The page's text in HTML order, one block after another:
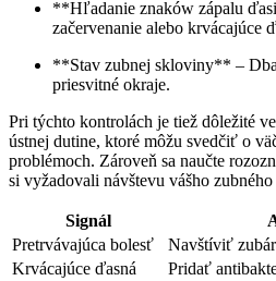
**Hľadanie znaków⁣ zápalu
začervenanie alebo krvácajúce
**Stav zubnej skloviny** –
priesvitné okraje.
Pri týchto kontrolách je tiež dôležité
ústnej dutine, ktoré môžu⁣ svedčiť o
problémoch. ​Zároveň sa⁤ naučte
si​ vyžadovali návštevu vášho zubného
Signál
Pretrvávajúca bolesť
Navštíviť
Krvácajúce ďasná
Pridať